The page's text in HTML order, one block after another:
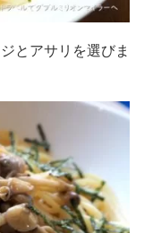
とアサリを選びま